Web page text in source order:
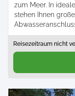
zum Meer. In
stehen Ihnen
Reisezeitraum nicht